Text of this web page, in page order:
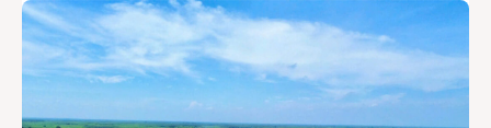
Search
Phiên bản cập nhật V3
& tìm kiếm nhanh chóng hơn